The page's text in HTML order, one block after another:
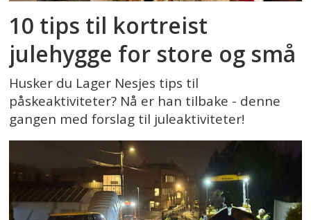
10 tips til kortreist
julehygge for store og små
Husker du Lager Nesjes tips til
påskeaktiviteter? Nå er han tilbake - denne
gangen med forslag til juleaktiviteter!